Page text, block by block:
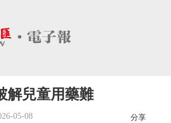
解兒童用藥難
05-08 分享